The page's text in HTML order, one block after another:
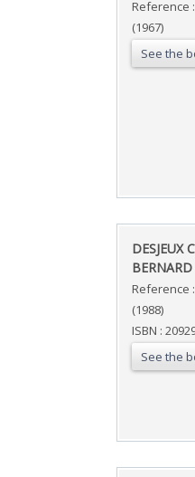
Reference
(1967)
See the
‎DESJEUX
BERNARD‎
Reference
(1988)
ISBN :
See the